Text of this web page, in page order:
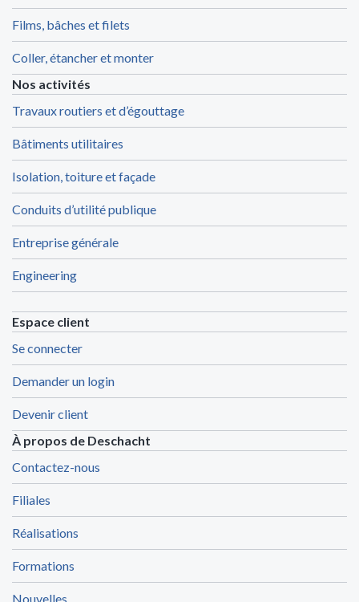
Films, bâches et filets
Coller, étancher et monter
Nos activités
Travaux routiers et d’égouttage
Bâtiments utilitaires
Isolation, toiture et façade
Conduits d’utilité publique
Entreprise générale
Engineering
Espace client
Se connecter
Demander un login
Devenir client
À propos de Deschacht
Contactez-nous
Filiales
Réalisations
Formations
Nouvelles